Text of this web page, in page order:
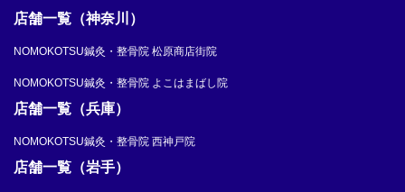
店舗一覧（神奈川）
NOMOKOTSU鍼灸・整骨院 松原商店街院
NOMOKOTSU鍼灸・整骨院 よこはまばし院
店舗一覧（兵庫）
NOMOKOTSU鍼灸・整骨院 西神戸院
店舗一覧（岩手）